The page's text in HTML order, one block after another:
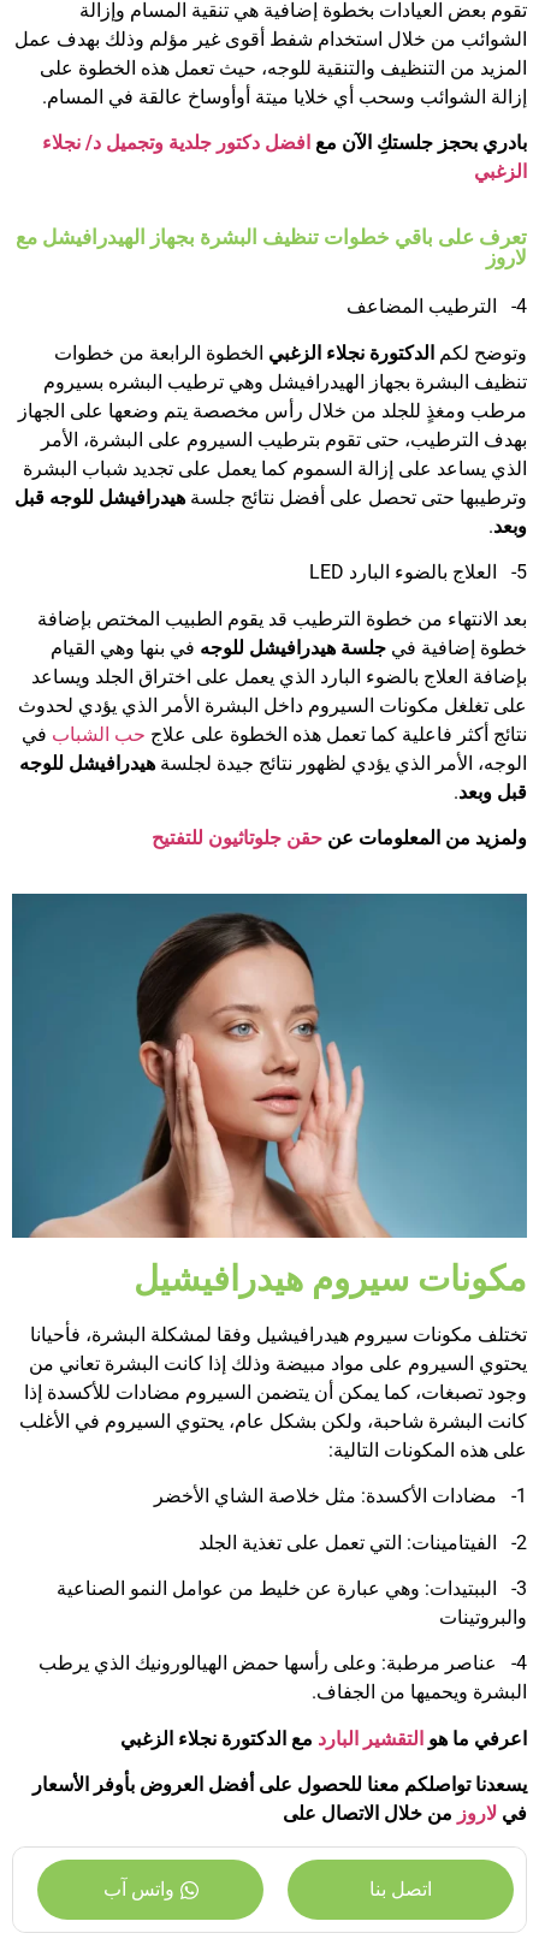
تقوم بعض العيادات بخطوة إضافية هي تنقية المسام وإزالة
الشوائب من خلال استخدام شفط أقوى غير مؤلم وذلك بهدف عمل
المزيد من التنظيف والتنقية للوجه، حيث تعمل هذه الخطوة على
إزالة الشوائب وسحب أي خلايا ميتة أوأوساخ عالقة في المسام.
بادري بحجز جلستكِ الآن مع افضل دكتور جلدية وتجميل د/ نجلاء
الزغبي
تعرف على باقي خطوات تنظيف البشرة بجهاز الهيدرافيشل مع
لاروز
4- الترطيب المضاعف
وتوضح لكم الدكتورة نجلاء الزغبي الخطوة الرابعة من خطوات
تنظيف البشرة بجهاز الهيدرافيشل وهي ترطيب البشره بسيروم
مرطب ومغذٍ للجلد من خلال رأس مخصصة يتم وضعها على الجهاز
بهدف الترطيب، حتى تقوم بترطيب السيروم على البشرة، الأمر
الذي يساعد على إزالة السموم كما يعمل على تجديد شباب البشرة
وترطيبها حتى تحصل على أفضل نتائج جلسة هيدرافيشل للوجه قبل
وبعد.
5- العلاج بالضوء البارد LED
بعد الانتهاء من خطوة الترطيب قد يقوم الطبيب المختص بإضافة
خطوة إضافية في جلسة هيدرافيشل للوجه في بنها وهي القيام
بإضافة العلاج بالضوء البارد الذي يعمل على اختراق الجلد ويساعد
على تغلغل مكونات السيروم داخل البشرة الأمر الذي يؤدي لحدوث
نتائج أكثر فاعلية كما تعمل هذه الخطوة على علاج حب الشباب في
الوجه، الأمر الذي يؤدي لظهور نتائج جيدة لجلسة هيدرافيشل للوجه
قبل وبعد.
ولمزيد من المعلومات عن حقن جلوتاثيون للتفتيح
مكونات سيروم هيدرافيشيل
تختلف مكونات سيروم هيدرافيشيل وفقا لمشكلة البشرة، فأحيانا
يحتوي السيروم على مواد مبيضة وذلك إذا كانت البشرة تعاني من
وجود تصبغات، كما يمكن أن يتضمن السيروم مضادات للأكسدة إذا
كانت البشرة شاحبة، ولكن بشكل عام، يحتوي السيروم في الأغلب
على هذه المكونات التالية:
1- مضادات الأكسدة: مثل خلاصة الشاي الأخضر
2- الفيتامينات: التي تعمل على تغذية الجلد
3- الببتيدات: وهي عبارة عن خليط من عوامل النمو الصناعية
والبروتينات
4- عناصر مرطبة: وعلى رأسها حمض الهيالورونيك الذي يرطب
البشرة ويحميها من الجفاف.
اعرفي ما هو التقشير البارد مع الدكتورة نجلاء الزغبي
يسعدنا تواصلكم معنا للحصول على أفضل العروض بأوفر الأسعار
في لاروز من خلال الاتصال على
اتصل بنا واتس آب